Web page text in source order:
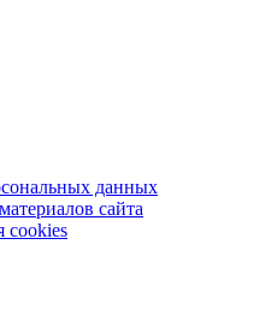
данных
сайта
cookies